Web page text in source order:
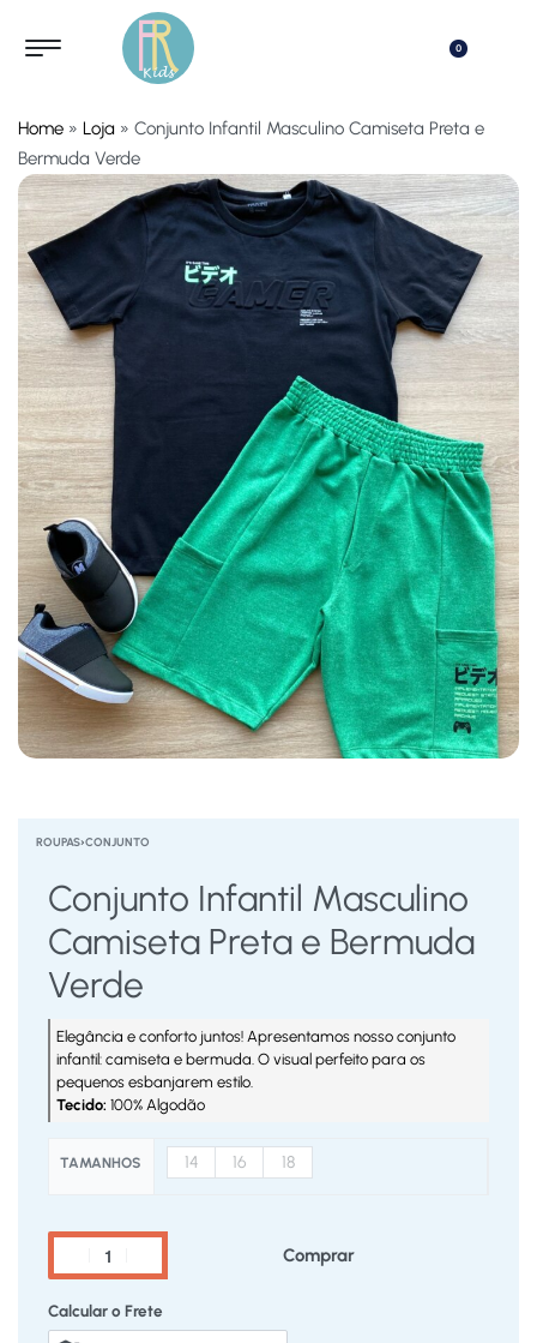
0
Home » Loja » Conjunto Infantil Masculino Camiseta Preta e
Bermuda Verde
ROUPAS›CONJUNTO
Conjunto Infantil Masculino
Camiseta Preta e Bermuda
Verde
Elegância e conforto juntos! Apresentamos nosso conjunto
infantil: camiseta e bermuda. O visual perfeito para os
pequenos esbanjarem estilo.
Tecido: 100% Algodão
TAMANHOS 14 16 18
Comprar
Calcular o Frete